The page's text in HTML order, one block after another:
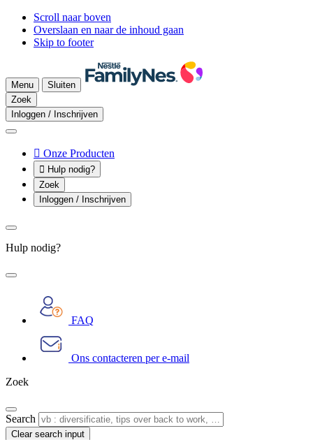
Scroll naar boven
Overslaan en naar de inhoud gaan
Skip to footer
Menu
Sluiten
Zoek
Inloggen / Inschrijven
 Onze Producten
 Hulp nodig?
Zoek
Inloggen / Inschrijven
Hulp nodig?
FAQ
Ons contacteren per e-mail
Zoek
Search
Clear search input